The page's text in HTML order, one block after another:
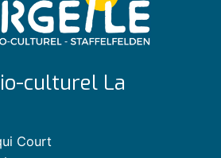
culturel La
Court